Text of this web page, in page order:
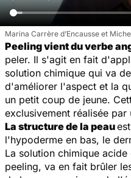
Marina Carrère d’Encausse et
Peeling vient du verbe
peler. Il s'agit en fait
solution chimique qui va
d'améliorer l'aspect et la
un petit coup de jeune.
exclusivement réalisée par
La structure de la peau
l'hypoderme en bas, le
La solution chimique
peeling, va en fait brûler